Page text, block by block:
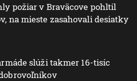
požiar v Braväcove pohltil
na mieste zasahovali desiatky
slúži takmer 16-tisíc